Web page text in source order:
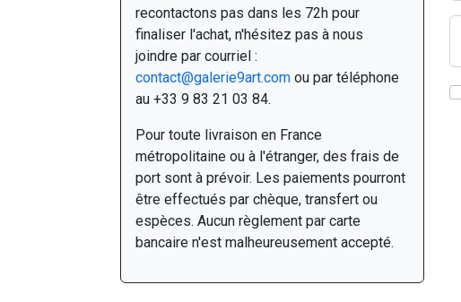
recontactons pas dans les 72h pour
finaliser l'achat, n'hésitez pas à nous
joindre par courriel :
contact@galerie9art.com ou par téléphone
au +33 9 83 21 03 84.
Pour toute livraison en France
métropolitaine ou à l'étranger, des frais de
port sont à prévoir. Les paiements pourront
être effectués par chèque, transfert ou
espèces. Aucun règlement par carte
bancaire n'est malheureusement accepté.